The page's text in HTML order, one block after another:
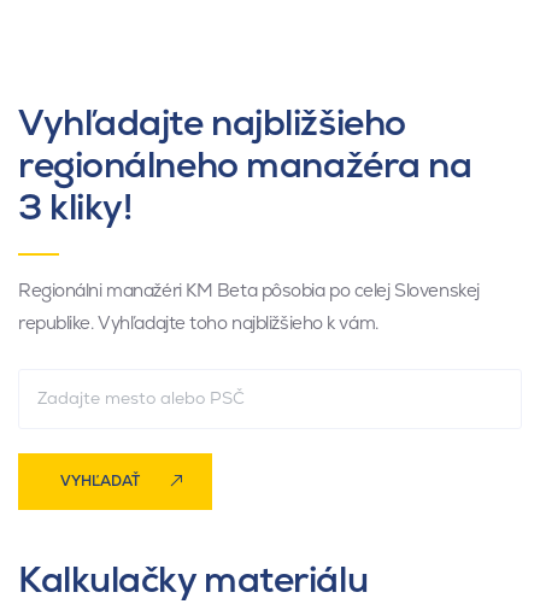
Vyhľadajte najbližšieho
regionálneho manažéra na
3 kliky!
Regionálni manažéri KM Beta pôsobia po celej Slovenskej
republike. Vyhľadajte toho najbližšieho k vám.
VYHĽADAŤ
Kalkulačky materiálu